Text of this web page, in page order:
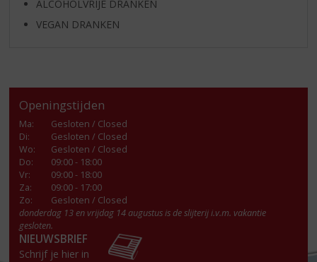
ALCOHOLVRIJE DRANKEN
VEGAN DRANKEN
Openingstijden
Ma:
Gesloten / Closed
Di:
Gesloten / Closed
Wo:
Gesloten / Closed
Do:
09:00 - 18:00
Vr:
09:00 - 18:00
Za:
09:00 - 17:00
Zo:
Gesloten / Closed
donderdag 13 en vrijdag 14 augustus is de slijterij i.v.m. vakantie
gesloten.
NIEUWSBRIEF
Schrijf je hier in